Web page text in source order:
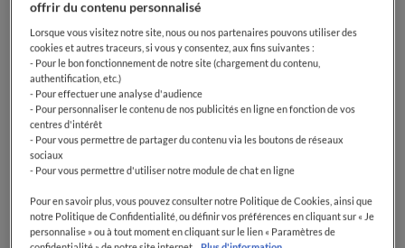
Si vous cherchez une entrée végétalienne saine et
savoureuse pour commencer votre dîner, nous vous
proposons d'essayer notre recette de choux de
Bruxelles aux dattes et aux pignons de pin. Ce plat
simple combine les saveurs et les textures uniques de
ces trois ingrédients pour créer un mets végétarien et
délicieux. Les choux de Bruxelles sont un légume
plein de fibres, de vitamines et de minéraux. Les
pignons de pin ajoutent une texture croustillante au
offrir du contenu personnalisé
Lorsque vous visitez notre site, nous ou nos partenaires pouvons utiliser des
cookies et autres traceurs, si vous y consentez, aux fins suivantes :
- Pour le bon fonctionnement de notre site (chargement du contenu,
authentification, etc.)
- Pour effectuer une analyse d'audience
- Pour personnaliser le contenu de nos publicités en ligne en fonction de vos
centres d'intérêt
- Pour vous permettre de partager du contenu via les boutons de réseaux
sociaux
- Pour vous permettre d'utiliser notre module de chat en ligne
Pour en savoir plus, vous pouvez consulter notre Politique de Cookies, ainsi que
notre Politique de Confidentialité, ou définir vos préférences en cliquant sur « Je
personnalise » ou à tout moment en cliquant sur le lien « Paramètres de